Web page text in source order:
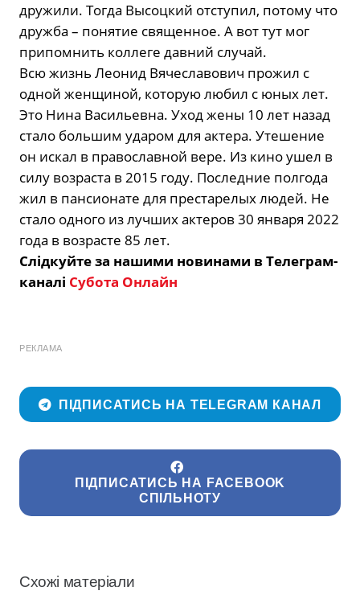
дружили. Тогда Высоцкий отступил, потому что
дружба – понятие священное. А вот тут мог
припомнить коллеге давний случай.
Всю жизнь Леонид Вячеславович прожил с
одной женщиной, которую любил с юных лет.
Это Нина Васильевна. Уход жены 10 лет назад
стало большим ударом для актера. Утешение
он искал в православной вере. Из кино ушел в
силу возраста в 2015 году. Последние полгода
жил в пансионате для престарелых людей. Не
стало одного из лучших актеров 30 января 2022
года в возрасте 85 лет.
Слідкуйте за нашими новинами в Телеграм-
каналі Субота Онлайн
РЕКЛАМА
ПІДПИСАТИСЬ НА TELEGRAM КАНАЛ
ПІДПИСАТИСЬ НА FACEBOOK
СПІЛЬНОТУ
Схожі матеріали